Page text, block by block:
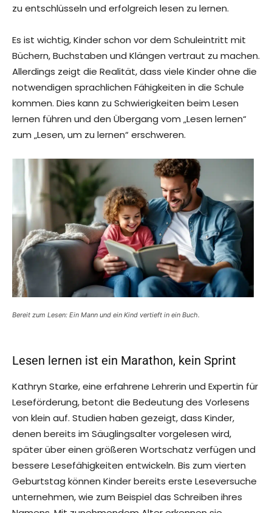
zu entschlüsseln und erfolgreich lesen zu lernen.
Es ist wichtig, Kinder schon vor dem Schuleintritt mit
Büchern, Buchstaben und Klängen vertraut zu machen.
Allerdings zeigt die Realität, dass viele Kinder ohne die
notwendigen sprachlichen Fähigkeiten in die Schule
kommen. Dies kann zu Schwierigkeiten beim Lesen
lernen führen und den Übergang vom „Lesen lernen“
zum „Lesen, um zu lernen“ erschweren.
Bereit zum Lesen: Ein Mann und ein Kind vertieft in ein Buch.
Lesen lernen ist ein Marathon, kein Sprint
Kathryn Starke, eine erfahrene Lehrerin und Expertin für
Leseförderung, betont die Bedeutung des Vorlesens
von klein auf. Studien haben gezeigt, dass Kinder,
denen bereits im Säuglingsalter vorgelesen wird,
später über einen größeren Wortschatz verfügen und
bessere Lesefähigkeiten entwickeln. Bis zum vierten
Geburtstag können Kinder bereits erste Leseversuche
unternehmen, wie zum Beispiel das Schreiben ihres